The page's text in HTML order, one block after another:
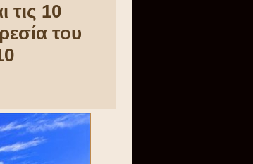
10
του